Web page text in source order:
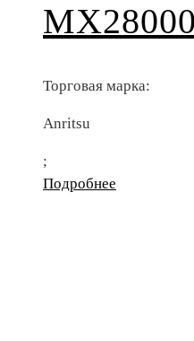
Торговая марка:
Anritsu
;
Подробнее